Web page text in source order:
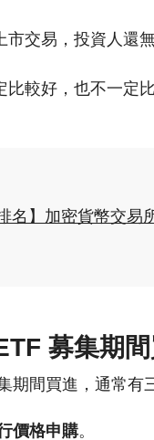
市交易，投資人還
比較好，也不一定
名】加密貨幣交
募集期間
期間買進，通常有
價格申購。